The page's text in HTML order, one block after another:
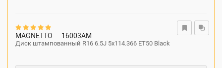
MAGNETTO 16003AM
Диск штампованный R16 6.5J 5x114.366 ET50 Black